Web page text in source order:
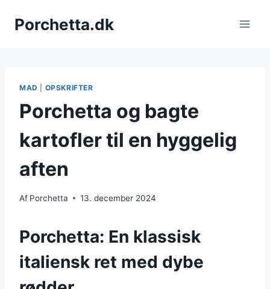
Porchetta.dk
MAD OPSKRIFTER
Porchetta og bagte
kartofler til en hyggelig
aften
Af Porchetta 13. december 2024
Porchetta: En klassisk
italiensk ret med dybe